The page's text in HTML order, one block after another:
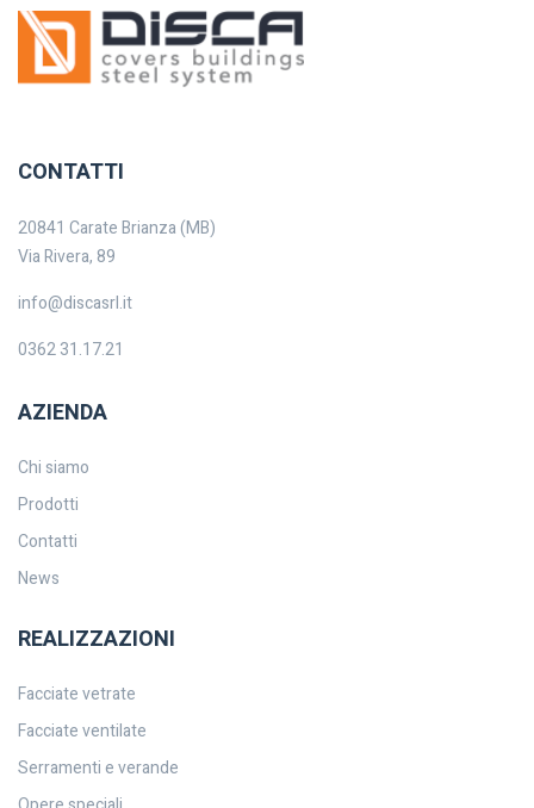
CONTATTI
20841 Carate Brianza (MB)
Via Rivera, 89
info@discasrl.it
0362 31.17.21
AZIENDA
Chi siamo
Prodotti
Contatti
News
REALIZZAZIONI
Facciate vetrate
Facciate ventilate
Serramenti e verande